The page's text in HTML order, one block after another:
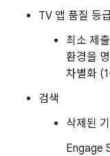
TV 앱 품질 등
최소 제
환경을
차별화
검색
삭제된
Engage